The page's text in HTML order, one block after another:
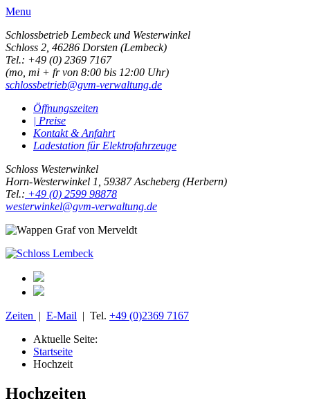
Menu
Schlossbetrieb Lembeck und Westerwinkel
Schloss 2, 46286 Dorsten (Lembeck)
Tel.: +49 (0) 2369 7167
(mo, mi + fr von 8:00 bis 12:00 Uhr)
schlossbetrieb@gvm-verwaltung.de
Öffnungszeiten
| Preise
Kontakt & Anfahrt
Ladestation für Elektrofahrzeuge
Schloss Westerwinkel
Horn-Westerwinkel 1, 59387 Ascheberg (Herbern)
Tel.: +49 (0) 2599 98878
westerwinkel@gvm-verwaltung.de
Zeiten | E-Mail | Tel. +49 (0)2369 7167
Aktuelle Seite:
Startseite
Hochzeit
Hochzeiten